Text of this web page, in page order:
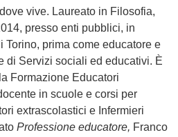
vive. Laureato in Filosofia,
presso enti pubblici, in
Torino, prima come educatore e
di Servizi sociali ed educativi. È
Formazione Educatori
in scuole e corsi per
extrascolastici e Infermieri
Professione educatore, Franco